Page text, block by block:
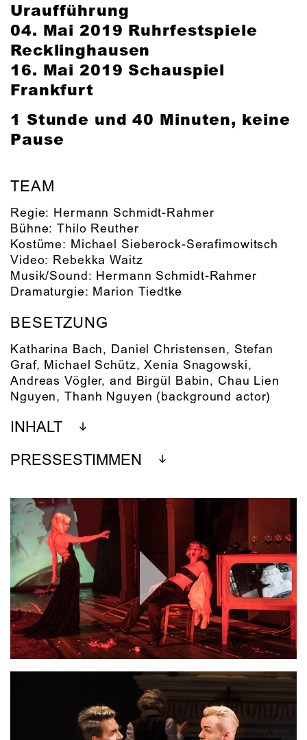
Uraufführung
04. Mai 2019 Ruhrfestspiele
Recklinghausen
16. Mai 2019 Schauspiel
Frankfurt
1 Stunde und 40 Minuten, keine
Pause
TEAM
Regie: Hermann Schmidt-Rahmer
Bühne:Thilo Reuther
Kostüme: Michael Sieberock-Serafimowitsch
Video: Rebekka Waitz
Musik/Sound: Hermann Schmidt-Rahmer
Dramaturgie: Marion Tiedtke
BESETZUNG
Katharina Bach, Daniel Christensen, Stefan
Graf, Michael Schütz,Xenia Snagowski,
Andreas Vögler,and Birgül Babin, Chau Lien
Nguyen, Thanh Nguyen (background actor)
INHALT
PRESSESTIMMEN
Play
Video